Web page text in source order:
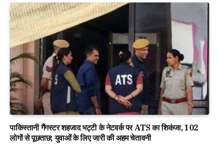
पाकिस्तानी गैंगस्टर शहजाद भट्टी के नेटवर्क पर ATS का शिकंजा, 102
लोगों से पूछताछ; युवाओं के लिए जारी की अहम चेतावनी